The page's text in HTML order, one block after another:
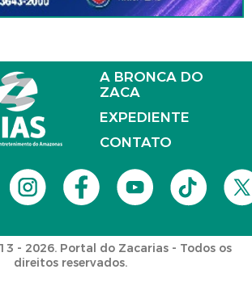
A BRONCA DO
ZACA
EXPEDIENTE
CONTATO
- 2026. Portal do Zacarias - Todos os
direitos reservados.